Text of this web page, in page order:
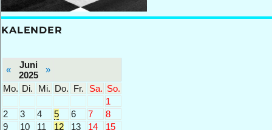
KALENDER
«
Juni
2025
»
Mo. Di. Mi. Do. Fr. Sa. So.
1
2
3 4 5 6 7
8
9
10 11 12 13 14
15